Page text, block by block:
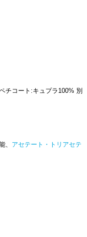
チコート:キュプラ100% 別
、 アセテート・トリアセテ